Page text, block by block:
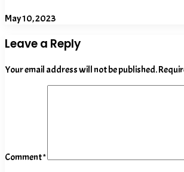
May 10, 2023
Leave a Reply
Your email address will not be published.
Comment*